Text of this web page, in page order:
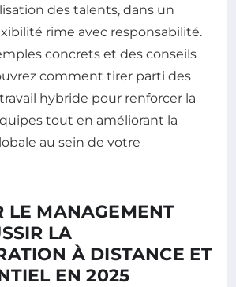
des talents, dans un
rime avec responsabilité.
concrets et des conseils
comment tirer parti des
hybride pour renforcer la
tout en améliorant la
au sein de votre
LE MANAGEMENT
LA
À DISTANCE ET
EN 2025